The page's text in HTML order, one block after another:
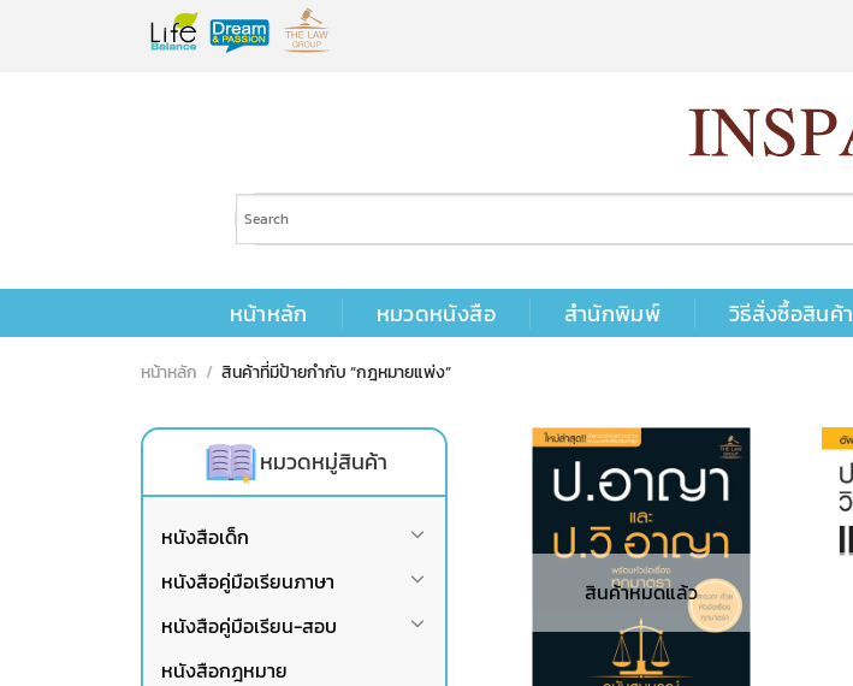
หน้าหลัก หมวดหนังสือ สำนักพิมพ์ วิธีสั่งซื้อสินค้า
หน้าหลัก / สินค้าที่มีป้ายกำกับ “กฎหมายแพ่ง”
หมวดหมู่สินค้า
หนังสือเด็ก
หนังสือคู่มือเรียนภาษา
หนังสือคู่มือเรียน-สอบ
หนังสือกฎหมาย
สินค้าหมดแล้ว